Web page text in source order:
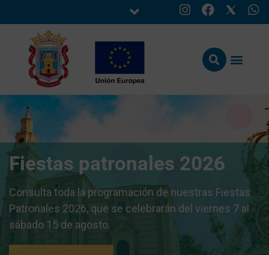
Fiestas patronales 2026
Consulta toda la programación de nuestras Fiestas
Patronales 2026, que se celebrarán del viernes 7 al
sábado 15 de agosto.